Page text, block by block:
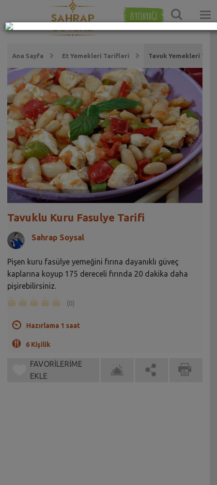
ZEYTİNYAĞI
Ana Sayfa Et Yemekleri Tarifleri Tavuk Yemekleri
Tavuklu Kuru Fasulye Tarifi
Sahrap Soysal
Pişen kuru fasülye yemeğini fırına dayanıklı güveç
kaplarına koyup 175 dereceli fırında 20 dakika daha
pişirebilirsiniz.
(0)
Hazırlama 1 saat
6 Kişilik
FAVORİLERİME
EKLE